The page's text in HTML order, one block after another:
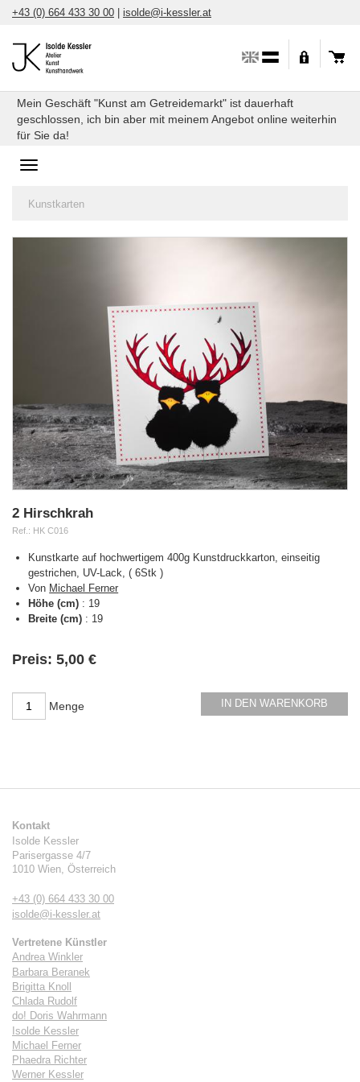
Direkt
+43 (0) 664 433 30 00 | isolde@i-kessler.at
Mein Geschäft "Kunst am Getreidemarkt" ist dauerhaft
geschlossen, ich bin aber mit meinem Angebot online weiterhin
für Sie da!
Toggle
Sie
Kunstkarten
2 Hirschkrah
Ref.: HK C016
Kunstkarte auf hochwertigem 400g Kunstdruckkarton, einseitig
gestrichen, UV-Lack, ( 6Stk )
Von Michael Ferner
Höhe (cm) : 19
Breite (cm) : 19
Verfügbarkeit:
Preis: 5,00 €
Menge IN DEN WARENKORB
Kontakt
Isolde Kessler
Parisergasse 4/7
1010 Wien, Österreich
+43 (0) 664 433 30 00
isolde@i-kessler.at
Vertretene Künstler
Andrea Winkler
Barbara Beranek
Brigitta Knoll
Chlada Rudolf
do! Doris Wahrmann
Isolde Kessler
Michael Ferner
Phaedra Richter
Werner Kessler